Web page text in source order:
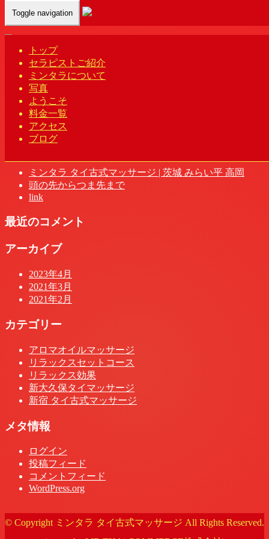
Toggle navigation
トップ
セラピストご紹介
ミンタラについて
写真
ようこそ
料金一覧
アクセス
ブログ
Home- エリ(…
エリ(Eri)ミンタラ | 茨城 みらい平 高岡 タイ古式マッサージ
最近の投稿
ミンタラ タイ古式マッサージ | 茨城 みらい平 高岡
頭の先からつま先まで
link
最近のコメント
アーカイブ
2023年4月
2021年3月
2021年2月
カテゴリー
アロマオイルマッサージ
リラックスセットコース
リラックス効果
新大久保タイマッサージ
新宿 タイ古式マッサージ
メタ情報
ログイン
投稿フィード
コメントフィード
WordPress.org
© Copyright ミンタラ タイ古式マッサージ All Rights Reserved.